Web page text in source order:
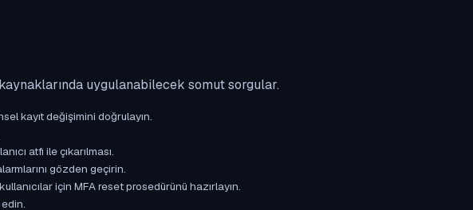
uygulanabilecek somut sorgular.
kayıt değişimini doğrulayın.
atfı ile çıkarılması.
gözden geçirin.
için MFA reset prosedürünü hazırlayın.